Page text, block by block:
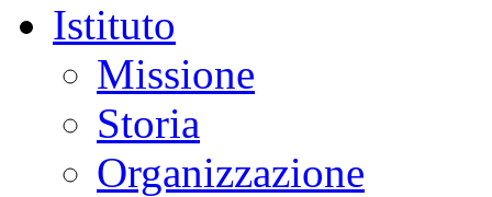
Istituto
Missione
Storia
Organizzazione